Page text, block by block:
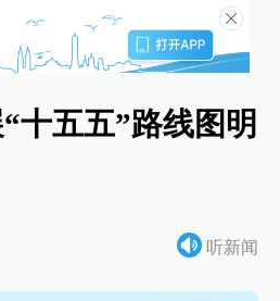
十五五”路线图明
听新闻